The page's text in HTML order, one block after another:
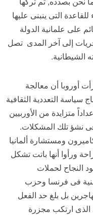
التى ينبنى عليها
على علمانية الدولة
إلى آخر المدى تصل
الشيطانية.
أوروبا أن معالجة
سياسة التعددية الثقافية
متزايدة من الأوربيين
نشؤ تلك المشكلات.
ومستشارة ألمانيا
ورأوا أنها باتت تشكل
النجاح لحملات
فى فرنسا وحزب
بل بلغ حد الفعل
الذى ارتكب مجزرة